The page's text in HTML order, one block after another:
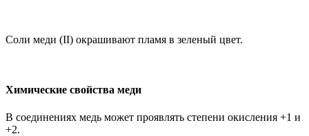
Соли меди (II) окрашивают пламя в зеленый цвет.
Химические свойства меди
В соединениях медь может проявлять степени окисления +1 и
+2.